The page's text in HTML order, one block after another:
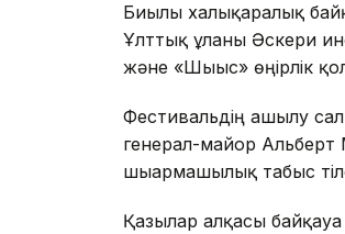
Биылғы халықаралық
Ұлттық ұланы Әскери
және «Шығыс» өңірлік
Фестивальдің ашылу
генерал-майор
шығармашылық табыс
Қазылар алқасы